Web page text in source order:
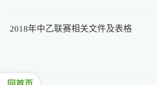
2018年中乙联赛相关文件及表格